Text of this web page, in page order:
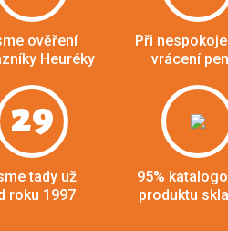
ověření
Heuréky
Při
vrácení
29
tady už
roku 1997
95%
produktu